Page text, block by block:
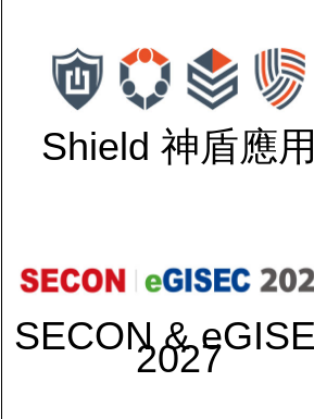
Shield 神盾應用
SECON &
2027